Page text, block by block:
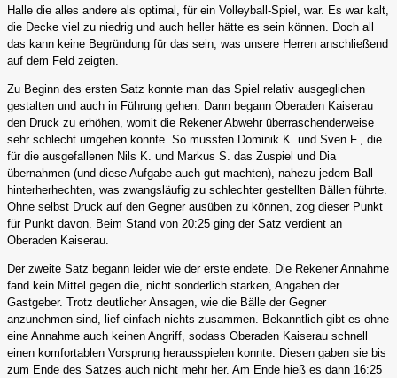
Halle die alles andere als optimal, für ein Volleyball-Spiel, war. Es war kalt,
die Decke viel zu niedrig und auch heller hätte es sein können. Doch all
das kann keine Begründung für das sein, was unsere Herren anschließend
auf dem Feld zeigten.
Zu Beginn des ersten Satz konnte man das Spiel relativ ausgeglichen
gestalten und auch in Führung gehen. Dann begann Oberaden Kaiserau
den Druck zu erhöhen, womit die Rekener Abwehr überraschenderweise
sehr schlecht umgehen konnte. So mussten Dominik K. und Sven F., die
für die ausgefallenen Nils K. und Markus S. das Zuspiel und Dia
übernahmen (und diese Aufgabe auch gut machten), nahezu jedem Ball
hinterherhechten, was zwangsläufig zu schlechter gestellten Bällen führte.
Ohne selbst Druck auf den Gegner ausüben zu können, zog dieser Punkt
für Punkt davon. Beim Stand von 20:25 ging der Satz verdient an
Oberaden Kaiserau.
Der zweite Satz begann leider wie der erste endete. Die Rekener Annahme
fand kein Mittel gegen die, nicht sonderlich starken, Angaben der
Gastgeber. Trotz deutlicher Ansagen, wie die Bälle der Gegner
anzunehmen sind, lief einfach nichts zusammen. Bekanntlich gibt es ohne
eine Annahme auch keinen Angriff, sodass Oberaden Kaiserau schnell
einen komfortablen Vorsprung herausspielen konnte. Diesen gaben sie bis
zum Ende des Satzes auch nicht mehr her. Am Ende hieß es dann 16:25